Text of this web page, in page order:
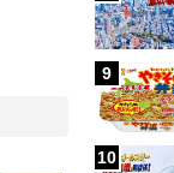
9
10